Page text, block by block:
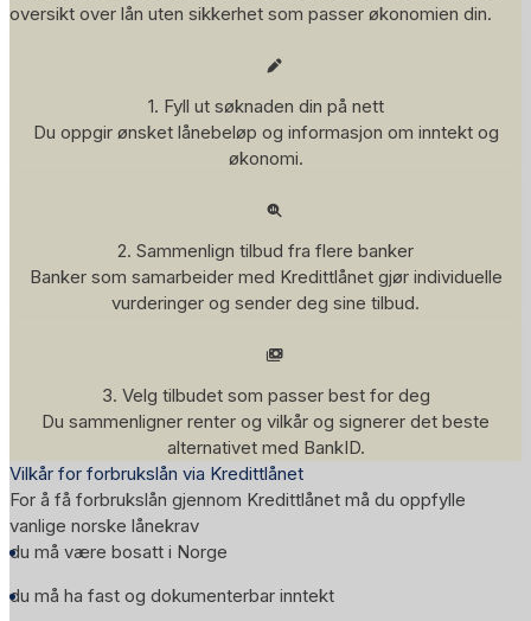
oversikt over lån uten sikkerhet som passer økonomien din.
1. Fyll ut søknaden din på nett
Du oppgir ønsket lånebeløp og informasjon om inntekt og
økonomi.
2. Sammenlign tilbud fra flere banker
Banker som samarbeider med Kredittlånet gjør individuelle
vurderinger og sender deg sine tilbud.
3. Velg tilbudet som passer best for deg
Du sammenligner renter og vilkår og signerer det beste
alternativet med BankID.
Vilkår for forbrukslån via Kredittlånet
For å få forbrukslån gjennom Kredittlånet må du oppfylle
vanlige norske lånekrav
du må være bosatt i Norge
du må ha fast og dokumenterbar inntekt